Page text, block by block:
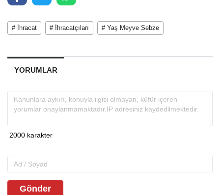
# İhracat # İhracatçıları # Yaş Meyve Sebze
YORUMLAR
Gönder